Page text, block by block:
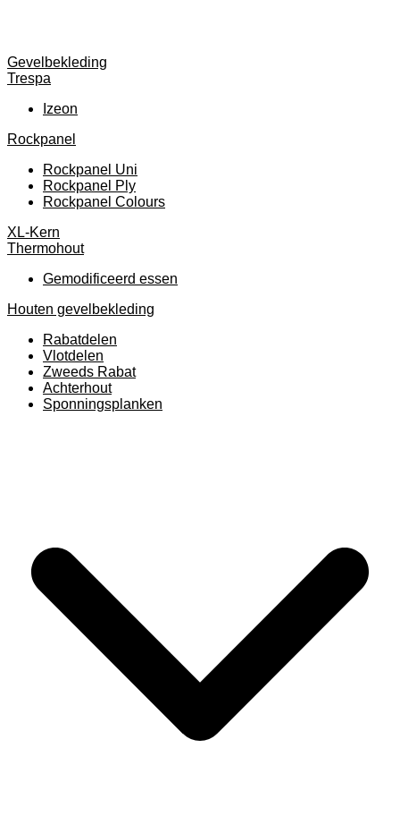
Gevelbekleding
Trespa
Izeon
Rockpanel
Rockpanel Uni
Rockpanel Ply
Rockpanel Colours
XL-Kern
Thermohout
Gemodificeerd essen
Houten gevelbekleding
Rabatdelen
Vlotdelen
Zweeds Rabat
Achterhout
Sponningsplanken